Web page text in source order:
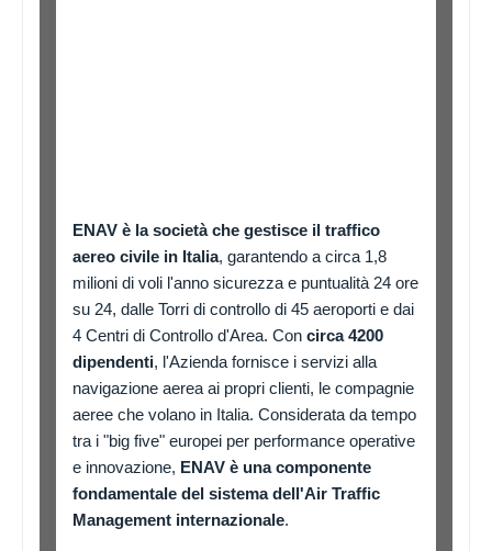
ENAV è la società che gestisce il traffico
aereo civile in Italia, garantendo a circa 1,8
milioni di voli l'anno sicurezza e puntualità 24 ore
su 24, dalle Torri di controllo di 45 aeroporti e dai
4 Centri di Controllo d'Area. Con circa 4200
dipendenti, l'Azienda fornisce i servizi alla
navigazione aerea ai propri clienti, le compagnie
aeree che volano in Italia. Considerata da tempo
tra i "big five" europei per performance operative
e innovazione, ENAV è una componente
fondamentale del sistema dell'Air Traffic
Management internazionale.